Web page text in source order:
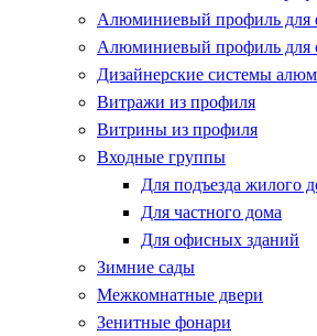
Алюминиевый профиль для
Алюминиевый профиль для
Дизайнерские системы
Витражи из профиля
Витрины из профиля
Входные группы
Для подъезда жилого
Для частного дома
Для офисных зданий
Зимние сады
Межкомнатные двери
Зенитные фонари